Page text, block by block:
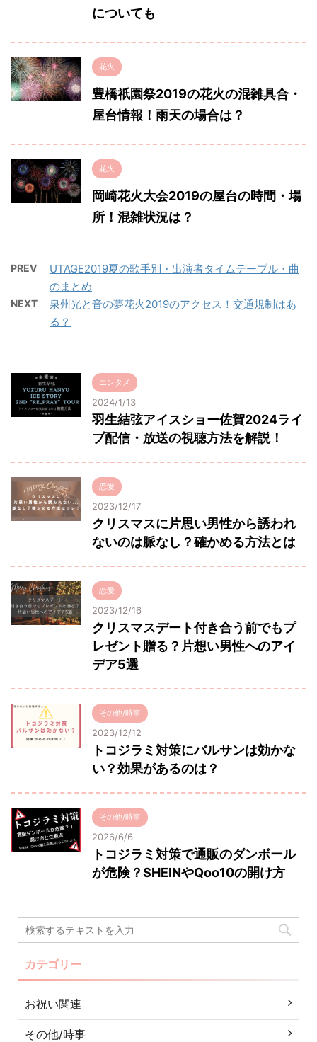
についても
花火
豊橋祇園祭2019の花火の混雑具合・
屋台情報！雨天の場合は？
花火
岡崎花火大会2019の屋台の時間・場
所！混雑状況は？
PREV
UTAGE2019夏の歌手別・出演者タイムテーブル・曲
のまとめ
NEXT
泉州光と音の夢花火2019のアクセス！交通規制はあ
る？
エンタメ
2024/1/13
羽生結弦アイスショー佐賀2024ライ
ブ配信・放送の視聴方法を解説！
恋愛
2023/12/17
クリスマスに片思い男性から誘われ
ないのは脈なし？確かめる方法とは
恋愛
2023/12/16
クリスマスデート付き合う前でもプ
レゼント贈る？片想い男性へのアイ
デア5選
その他/時事
2023/12/12
トコジラミ対策にバルサンは効かな
い？効果があるのは？
その他/時事
2026/6/6
トコジラミ対策で通販のダンボール
が危険？SHEINやQoo10の開け方
カテゴリー
お祝い関連
その他/時事